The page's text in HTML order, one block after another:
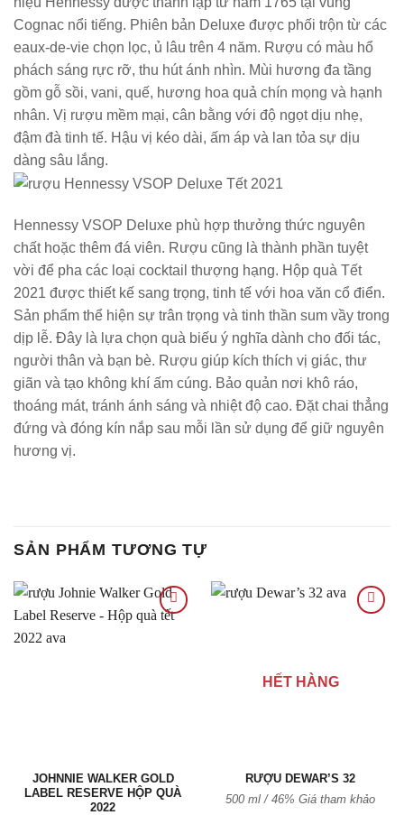
Cognac nổi tiếng. Phiên bản Deluxe được phối trộn từ các
eaux-de-vie chọn lọc, ủ lâu trên 4 năm. Rượu có màu hổ
phách sáng rực rỡ, thu hút ánh nhìn. Mùi hương đa tầng
gồm gỗ sồi, vani, quế, hương hoa quả chín mọng và hạnh
nhân. Vị rượu mềm mại, cân bằng với độ ngọt dịu nhẹ,
đậm đà tinh tế. Hậu vị kéo dài, ấm áp và lan tỏa sự dịu
dàng sâu lắng.
Hennessy VSOP Deluxe phù hợp thưởng thức nguyên
chất hoặc thêm đá viên. Rượu cũng là thành phần tuyệt
vời để pha các loại cocktail thượng hạng. Hộp quà Tết
2021 được thiết kế sang trọng, tinh tế với hoa văn cổ điển.
Sản phẩm thể hiện sự trân trọng và tinh thần sum vầy trong
dịp lễ. Đây là lựa chọn quà biếu ý nghĩa dành cho đối tác,
người thân và bạn bè. Rượu giúp kích thích vị giác, thư
giãn và tạo không khí ấm cúng. Bảo quản nơi khô ráo,
thoáng mát, tránh ánh sáng và nhiệt độ cao. Đặt chai thẳng
đứng và đóng kín nắp sau mỗi lần sử dụng để giữ nguyên
hương vị.
SẢN PHẨM TƯƠNG TỰ
JOHNNIE WALKER GOLD
LABEL RESERVE HỘP QUÀ
2022
HẾT HÀNG
RƯỢU DEWAR’S 32
500 ml / 46% Giá tham khảo